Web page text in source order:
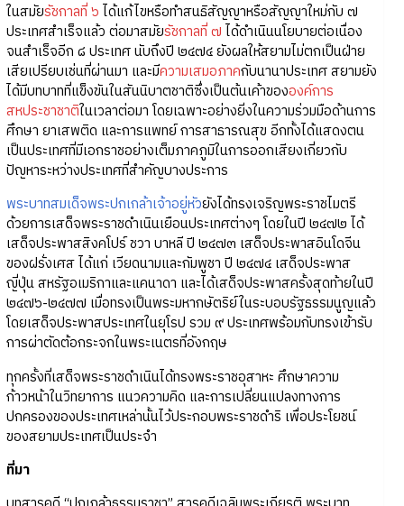
ในสมัยรัชกาลที่ ๖ ได้แก้ไขหรือทำสนธิสัญญาหรือสัญญาใหม่กับ ๗
ประเทศสำเร็จแล้ว ต่อมาสมัยรัชกาลที่ ๗ ได้ดำเนินนโยบายต่อเนื่อง
จนสำเร็จอีก ๘ ประเทศ นับถึงปี ๒๔๗๔ ยังผลให้สยามไม่ตกเป็นฝ่าย
เสียเปรียบเช่นที่ผ่านมา และมีความเสมอภาคกับนานาประเทศ สยามยัง
ได้มีบทบาทที่แข็งขันในสันนิบาตชาติซึ่งเป็นต้นเค้าขององค์การ
สหประชาชาติในเวลาต่อมา โดยเฉพาะอย่างยิ่งในความร่วมมือด้านการ
ศึกษา ยาเสพติด และการแพทย์ การสาธารณสุข อีกทั้งได้แสดงตน
เป็นประเทศที่มีเอกราชอย่างเต็มภาคภูมิในการออกเสียงเกี่ยวกับ
ปัญหาระหว่างประเทศที่สำคัญบางประการ
พระบาทสมเด็จพระปกเกล้าเจ้าอยู่หัวยังได้ทรงเจริญพระราชไมตรี
ด้วยการเสด็จพระราชดำเนินเยือนประเทศต่างๆ โดยในปี ๒๔๗๒ ได้
เสด็จประพาสสิงคโปร์ ชวา บาหลี ปี ๒๔๗๓ เสด็จประพาสอินโดจีน
ของฝรั่งเศส ได้แก่ เวียดนามและกัมพูชา ปี ๒๔๗๔ เสด็จประพาส
ญี่ปุ่น สหรัฐอเมริกาและแคนาดา และได้เสด็จประพาสครั้งสุดท้ายในปี
๒๔๗๖-๒๔๗๗ เมื่อทรงเป็นพระมหากษัตริย์ในระบอบรัฐธรรมนูญแล้ว
โดยเสด็จประพาสประเทศในยุโรป รวม ๙ ประเทศพร้อมกับทรงเข้ารับ
การผ่าตัดต้อกระจกในพระเนตรที่อังกฤษ
ทุกครั้งที่เสด็จพระราชดำเนินได้ทรงพระราชอุสาหะ ศึกษาความ
ก้าวหน้าในวิทยาการ แนวความคิด และการเปลี่ยนแปลงทางการ
ปกครองของประเทศเหล่านั้นไว้ประกอบพระราชดำริ เพื่อประโยชน์
ของสยามประเทศเป็นประจำ
ที่มา